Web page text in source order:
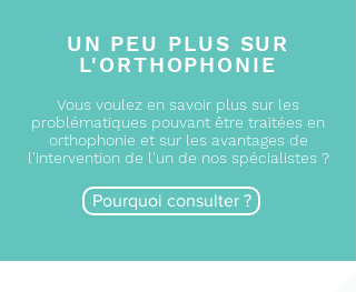
UN PEU PLUS SUR
L'ORTHOPHONIE
Vous voulez en savoir plus sur les
problématiques pouvant être traitées en
orthophonie et sur les avantages de
l'intervention de l'un de nos spécialistes ?
Pourquoi consulter ?